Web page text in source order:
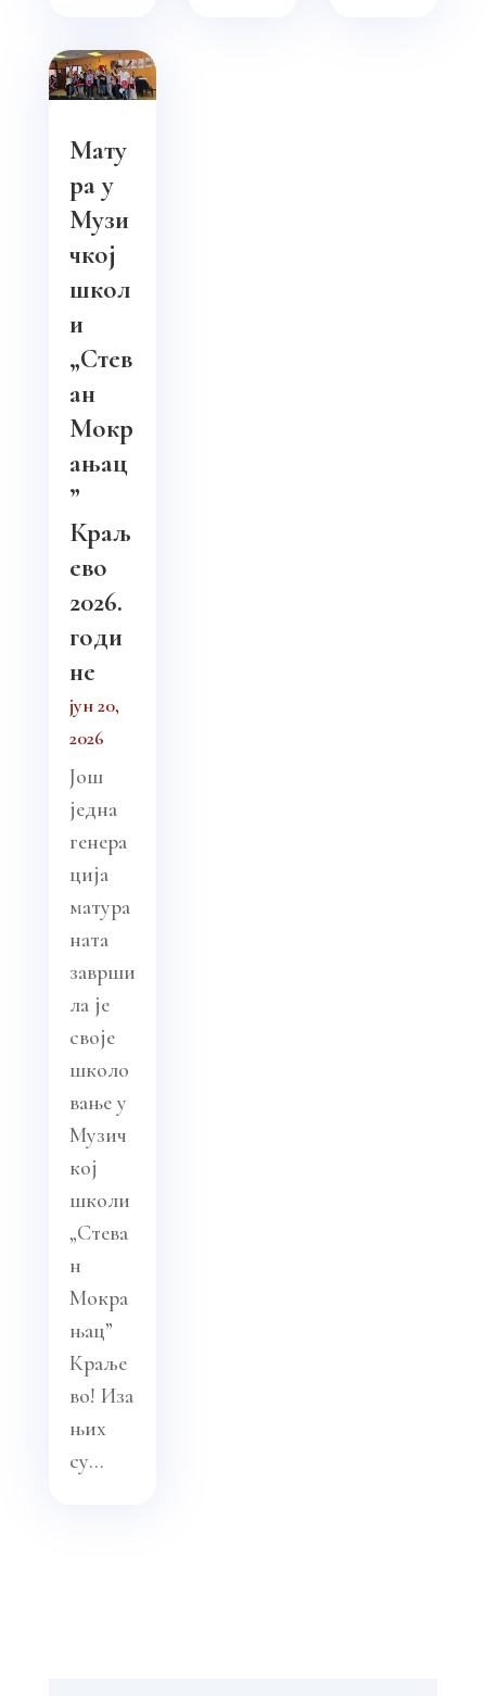
Мату
ра у
Музи
чкој
школ
и
„Стев
ан
Мокр
ањац
”
Краљ
ево
2026.
годи
не
јун 20,
2026
Још
једна
генера
ција
матура
ната
заврши
ла је
своје
школо
вање у
Музич
кој
школи
„Стева
н
Мокра
њац”
Краље
во! Иза
њих
су...